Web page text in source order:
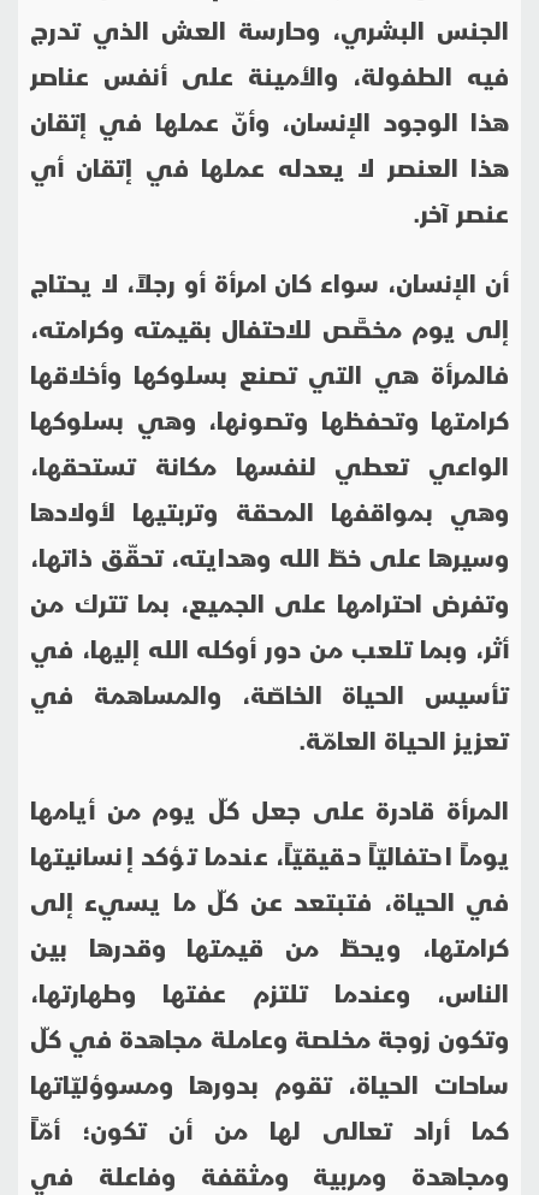
الجنس البشري، وحارسة العش الذي تدرج
فيه الطفولة، والأمينة على أنفس عناصر
هذا الوجود الإنسان، وأنّ عملها في إتقان
هذا العنصر لا يعدله عملها في إتقان أي
عنصر آخر.
أن الإنسان، سواء كان امرأة أو رجلاً، لا يحتاج
إلى يوم مخصَّص للاحتفال بقيمته وكرامته،
فالمرأة هي التي تصنع بسلوكها وأخلاقها
كرامتها وتحفظها وتصونها، وهي بسلوكها
الواعي تعطي لنفسها مكانة تستحقها،
وهي بمواقفها المحقة وتربتيها لأولادها
وسيرها على خطّ الله وهدايته، تحقّق ذاتها،
وتفرض احترامها على الجميع، بما تترك من
أثر، وبما تلعب من دور أوكله الله إليها، في
تأسيس الحياة الخاصّة، والمساهمة في
تعزيز الحياة العامّة.
المرأة قادرة على جعل كلّ يوم من أيامها
يوماً احتفاليّاً حقيقيّاً، عندما تؤكد إنسانيتها
في الحياة، فتبتعد عن كلّ ما يسيء إلى
كرامتها، ويحطّ من قيمتها وقدرها بين
الناس، وعندما تلتزم عفتها وطهارتها،
وتكون زوجة مخلصة وعاملة مجاهدة في كلّ
ساحات الحياة، تقوم بدورها ومسوؤليّاتها
كما أراد تعالى لها من أن تكون؛ أمّاً
ومجاهدة ومربية ومثقفة وفاعلة في